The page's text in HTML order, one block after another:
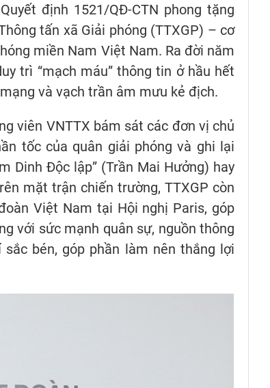
định 1521/QĐ-CTN phong tặng
tấn xã Giải phóng (TTXGP) – cơ
miền Nam Việt Nam. Ra đời năm
trì “mạch máu” thông tin ở hầu hết
và vạch trần âm mưu kẻ địch.
viên VNTTX bám sát các đơn vị chủ
tốc của quân giải phóng và ghi lại
Dinh Độc lập” (Trần Mai Hưởng) hay
mặt trận chiến trường, TTXGP còn
Việt Nam tại Hội nghị Paris, góp
với sức mạnh quân sự, nguồn thông
bén, góp phần làm nên thắng lợi